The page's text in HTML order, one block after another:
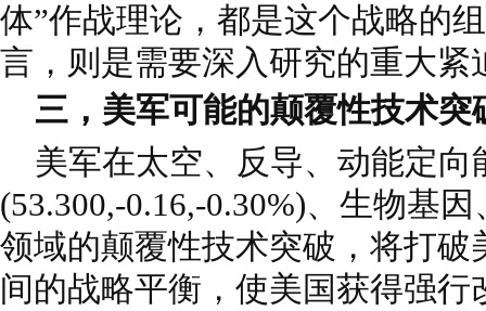
体”作战理论，都是这个战略的
言，则是需要深入研究的重大紧
三，美军可能的颠覆性技术突
美军在太空、反导、动能定向
(53.300,-0.16,-0.30%)、生物基
领域的颠覆性技术突破，将打破
间的战略平衡，使美国获得强